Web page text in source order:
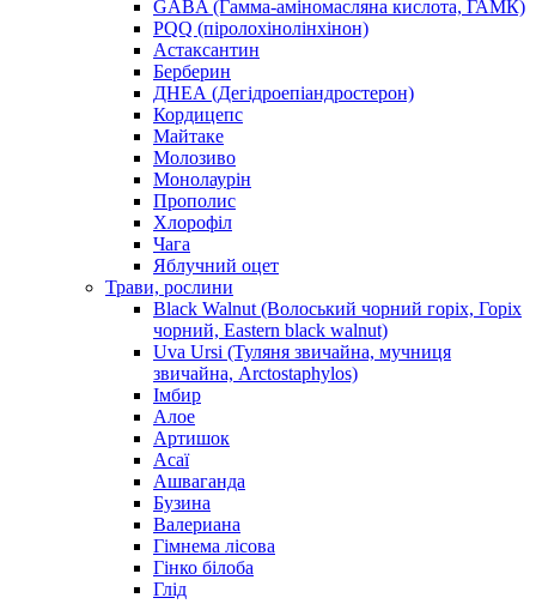
GABA (Гамма-аміномасляна кислота, ГАМК)
PQQ (піролохінолінхінон)
Астаксантин
Берберин
ДНЕА (Дегідроепіандростерон)
Кордицепс
Майтаке
Молозиво
Монолаурін
Прополис
Хлорофіл
Чага
Яблучний оцет
Трави, рослини
Black Walnut (Волоський чорний горіх, Горіх
чорний, Eastern black walnut)
Uva Ursi (Туляня звичайна, мучниця
звичайна, Arctostaphylos)
Імбир
Алое
Артишок
Асаї
Ашваганда
Бузина
Валериана
Гімнема лісова
Гінко білоба
Глід